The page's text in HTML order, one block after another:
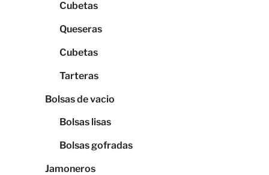
Cubetas
Queseras
Cubetas
Tarteras
Bolsas de vacio
Bolsas lisas
Bolsas gofradas
Jamoneros